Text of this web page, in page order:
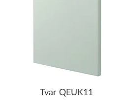
Tvar QEUK11